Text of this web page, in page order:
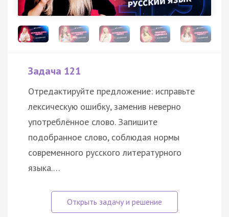
Задача 121
Отредактируйте предложение: исправьте
лексическую ошибку, заменив неверно
употреблённое слово. Запишите
подобранное слово, соблюдая нормы
современного русского литературного
языка.…